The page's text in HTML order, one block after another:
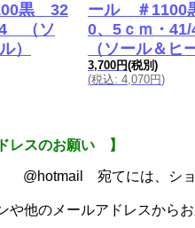
黒 32
（ソ
）
ール ＃
0、5ｃｍ・
（ソール＆ヒ
3,700円(税別)
(税込: 4,070円)
レスのお願い 】
宛てには、ショ
や他のメールアドレスから